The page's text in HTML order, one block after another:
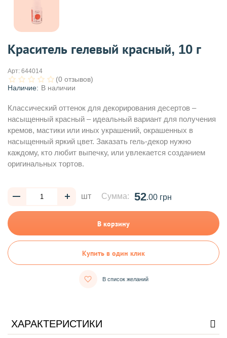
Краситель гелевый красный, 10 г
Арт: 644014
(0 отзывов)
Наличие: В наличии
Классический оттенок для декорирования десертов –
насыщенный красный – идеальный вариант для получения
кремов, мастики или иных украшений, окрашенных в
насыщенный яркий цвет. Заказать гель-декор нужно
каждому, кто любит выпечку, или увлекается созданием
оригинальных тортов.
шт Сумма: 52.00 грн
В корзину
Купить в один клик
В список желаний
ХАРАКТЕРИСТИКИ